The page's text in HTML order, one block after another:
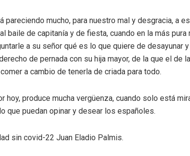
pareciendo mucho, para nuestro mal y desgracia, a
baile de capitanía y de fiesta, cuando en la más
a su señor qué es lo que quiere de desayunar
de pernada con su hija mayor, de la que el de
a cambio de tenerla de criada para todo.
hoy, produce mucha vergüenza, cuando solo está
que puedan opinar y desear los españoles.
sin covid-22 Juan Eladio Palmis.